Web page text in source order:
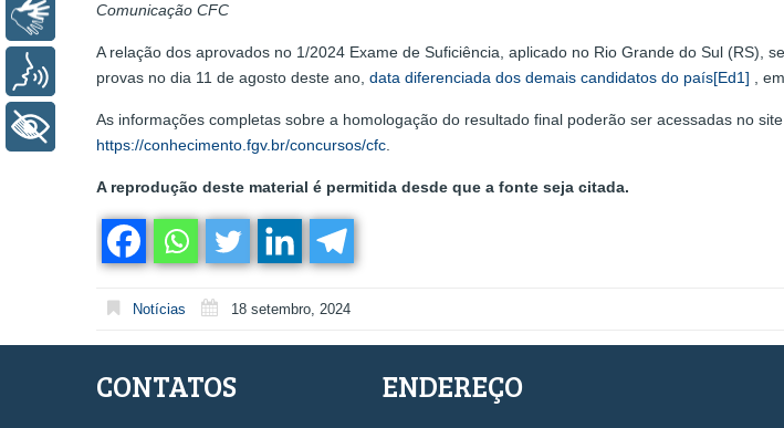
Comunicação CFC
A relação dos aprovados no 1/2024 Exame de Suficiência, aplicado no Rio Grande do Sul
provas no dia 11 de agosto deste ano, data diferenciada dos demais candidatos do país[Ed1] ,
As informações completas sobre a homologação do resultado final poderão ser acessadas no
https://conhecimento.fgv.br/concursos/cfc.
A reprodução deste material é permitida desde que a fonte seja citada.
Notícias 18 setembro, 2024
CONTATOS ENDEREÇO
Libras
Voz
+ Acessibilidade